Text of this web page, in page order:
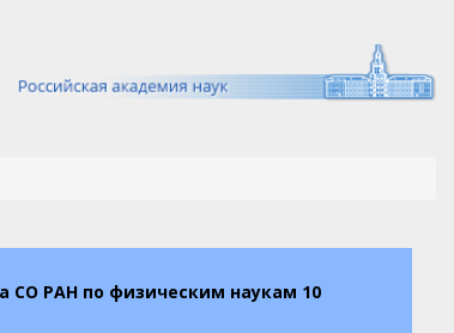
СО РАН по физическим наукам 10